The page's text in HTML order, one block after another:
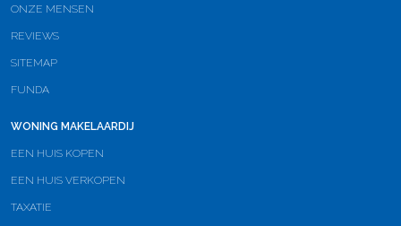
ONZE MENSEN
REVIEWS
SITEMAP
FUNDA
WONING MAKELAARDIJ
EEN HUIS KOPEN
EEN HUIS VERKOPEN
TAXATIE